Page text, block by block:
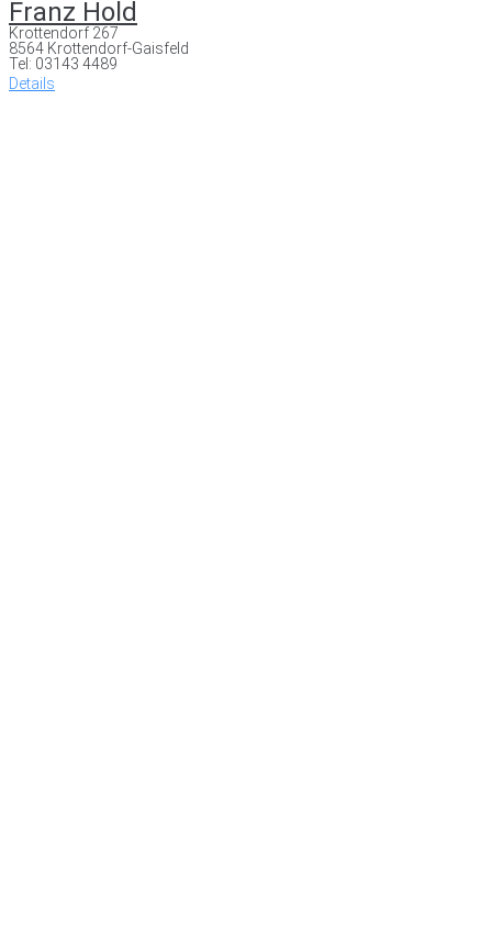
Franz Hold
Krottendorf 267
8564 Krottendorf-Gaisfeld
Tel: 03143 4489
Details